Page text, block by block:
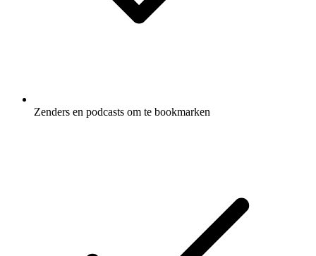
Zenders en podcasts om te bookmarken